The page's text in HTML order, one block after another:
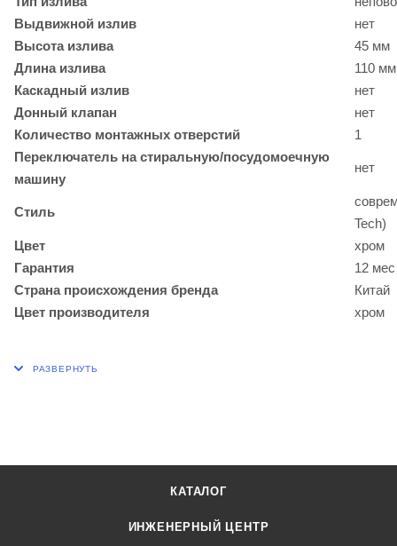
Выдвижной излив
нет
Высота излива
45 мм
Длина излива
110 мм
Каскадный излив
нет
Донный клапан
нет
Количество монтажных отверстий
1
Переключатель на стиральную/посудомоечную
машину
нет
Стиль
Tech)
Цвет
хром
Гарантия
12 мес
Страна происхождения бренда
Китай
Цвет производителя
хром
КАТАЛОГ
ИНЖЕНЕРНЫЙ ЦЕНТР